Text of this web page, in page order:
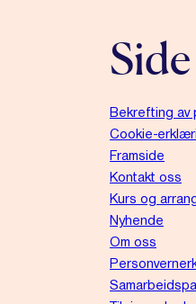
Side
Bekrefting av
Cookie-
Framside
Kontakt oss
Kurs og
Nyhende
Om oss